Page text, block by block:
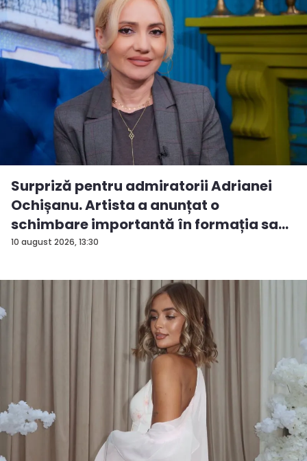
10 august 2026, 13:30
Surpriză pentru admiratorii Adrianei
Ochișanu. Artista a anunțat o
schimbare importantă în formația sa...